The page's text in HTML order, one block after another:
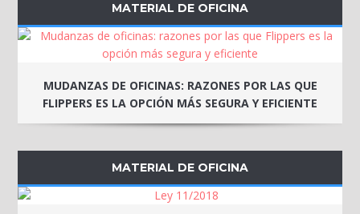
MATERIAL DE OFICINA
MUDANZAS DE OFICINAS: RAZONES POR LAS QUE
FLIPPERS ES LA OPCIÓN MÁS SEGURA Y EFICIENTE
MATERIAL DE OFICINA